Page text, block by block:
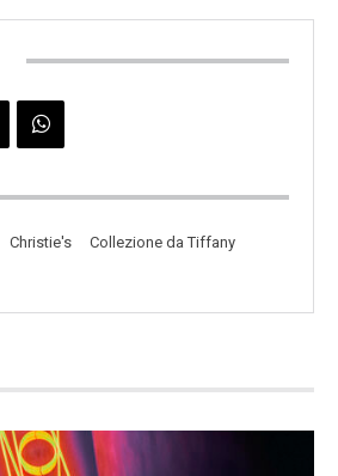
Christie's
Collezione da Tiffany